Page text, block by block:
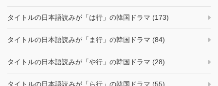
タイトルの日本語読みが「は行」の韓国ドラマ (173)
タイトルの日本語読みが「ま行」の韓国ドラマ (84)
タイトルの日本語読みが「や行」の韓国ドラマ (28)
タイトルの日本語読みが「ら行」の韓国ドラマ (55)